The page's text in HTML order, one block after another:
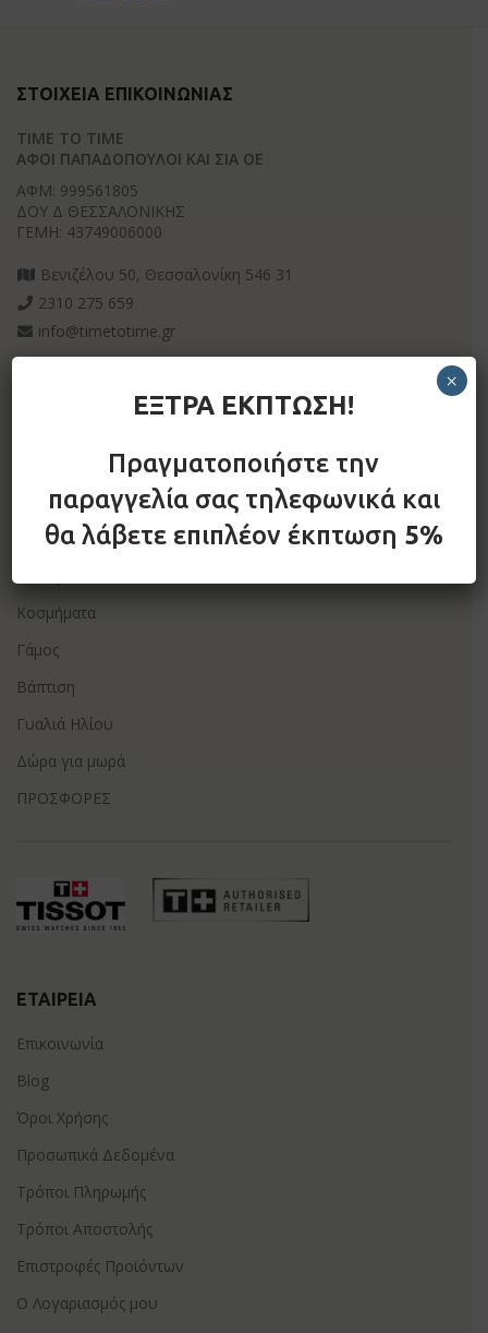
ΣΤΟΙΧΕΊΑ ΕΠΙΚΟΙΝΩΝΊΑΣ
TIME TO TIME
ΑΦΟΙ ΠΑΠΑΔΟΠΟΥΛΟΙ ΚΑΙ ΣΙΑ ΟΕ
ΑΦΜ: 999561805
ΔΟΥ Δ ΘΕΣΣΑΛΟΝΙΚΗΣ
ΓΕΜΗ: 43749006000
Βενιζέλου 50, Θεσσαλονίκη 546 31
2310 275 659
info@timetotime.gr
ΚΑΤΆΣΤΗΜΑ
Κοσμήματα
Γάμος
Βάπτιση
Γυαλιά Ηλίου
Δώρα για μωρά
ΠΡΟΣΦΟΡΕΣ
ΕΤΑΙΡΕΊΑ
Επικοινωνία
Blog
Όροι Χρήσης
Προσωπικά Δεδομένα
Τρόποι Πληρωμής
Τρόποι Αποστολής
Επιστροφές Προϊόντων
Ο Λογαριασμός μου
ΕΞΤΡΑ ΕΚΠΤΩΣΗ!
Πραγματοποιήστε την
παραγγελία σας τηλεφωνικά και
θα λάβετε επιπλέον έκπτωση 5%
×